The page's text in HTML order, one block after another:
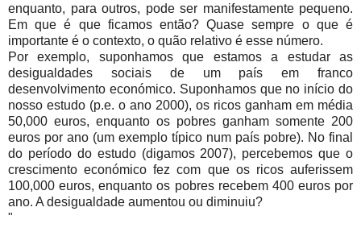
enquanto, para outros, pode ser manifestamente pequeno.
Em que é que ficamos então? Quase sempre o que é
importante é o contexto, o quão relativo é esse número.
Por exemplo, suponhamos que estamos a estudar as
desigualdades sociais de um país em franco
desenvolvimento económico. Suponhamos que no início do
nosso estudo (p.e. o ano 2000), os ricos ganham em média
50,000 euros, enquanto os pobres ganham somente 200
euros por ano (um exemplo típico num país pobre). No final
do período do estudo (digamos 2007), percebemos que o
crescimento económico fez com que os ricos auferissem
100,000 euros, enquanto os pobres recebem 400 euros por
ano. A desigualdade aumentou ou diminuiu?
"